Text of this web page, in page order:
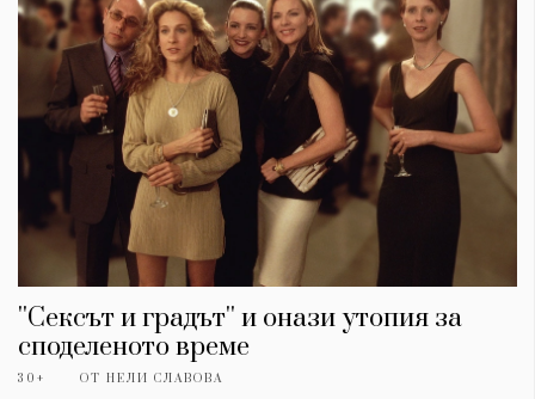
''Сексът и градът'' и онази утопия за
споделеното време
30+ ОТ НЕЛИ СЛАВОВА
КАТЕГОРИИ
Wine&Dine
Подкасти
Мода
Изкуство
Красота
Гурме
Пътувай
ЗА НАС
Условия за
ползване
За нас
Реклама
Политика за
поверителност
ModerenDom